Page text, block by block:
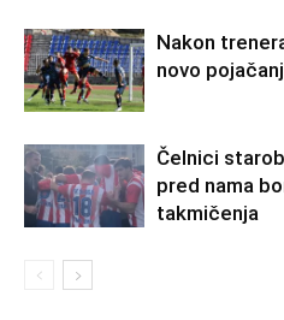
Nakon
novo
Čelnici
pred nama
takmičenja